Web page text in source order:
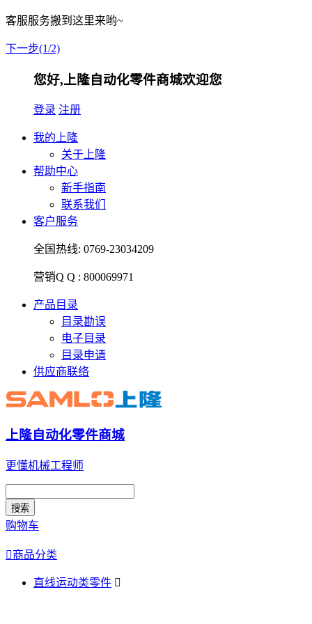
客服服务搬到这里来哟~
下一步(1/2)
您好,上隆自动化零件商城欢迎您
登录 注册
我的上隆
关于上隆
帮助中心
新手指南
联系我们
客户服务
全国热线: 0769-23034209
营销Q Q : 800069971
产品目录
目录勘误
电子目录
目录申请
供应商联络
上隆自动化零件商城
更懂机械工程师
搜索
购物车
商品分类
直线运动类零件 